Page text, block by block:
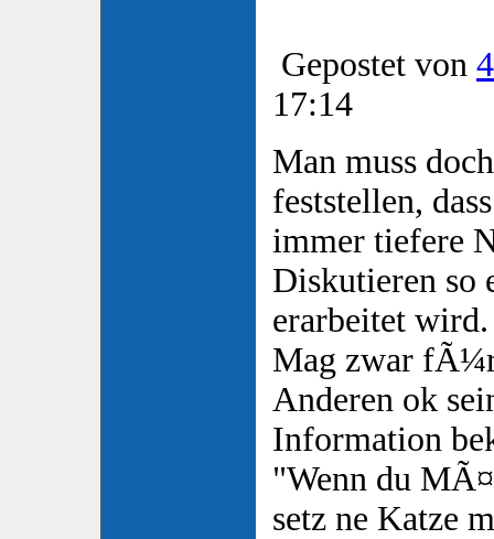
Gepostet von
17:14
Man muss
feststellen,
immer tiefere
Diskutieren so
erarbeitet wird.
Mag zwar
Anderen ok
Information
"Wenn du
setz ne Katze